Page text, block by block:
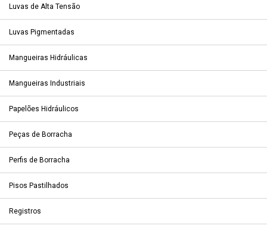
Luvas de Alta Tensão
Luvas Pigmentadas
Mangueiras Hidráulicas
Mangueiras Industriais
Papelões Hidráulicos
Peças de Borracha
Perfis de Borracha
Pisos Pastilhados
Registros